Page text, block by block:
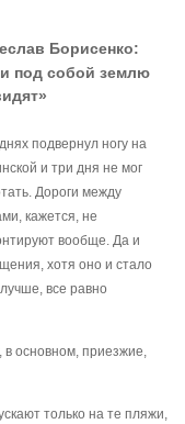
Борисенко:
под собой землю
подвернул ногу на
и три дня не мог
Дороги между
кажется, не
вообще. Да и
хотя оно и стало
все равно
основном, приезжие,
только на те пляжи,